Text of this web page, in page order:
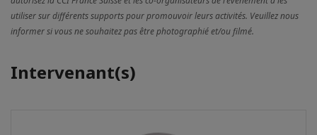
utiliser sur différents supports pour promouvoir leurs activités. Veuillez nous
informer si vous ne souhaitez pas être photographié et/ou filmé.
Intervenant(s)